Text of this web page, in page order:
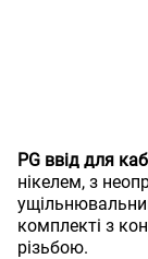
PG ввід для
нікелем, з
комплекті з
різьбою.